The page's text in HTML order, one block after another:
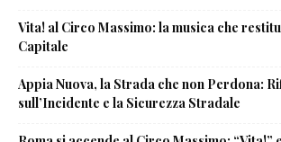
Vita! al Circo Massimo: la musica che
Capitale
Appia Nuova, la Strada che non Perdona:
sull’Incidente e la Sicurezza Stradale